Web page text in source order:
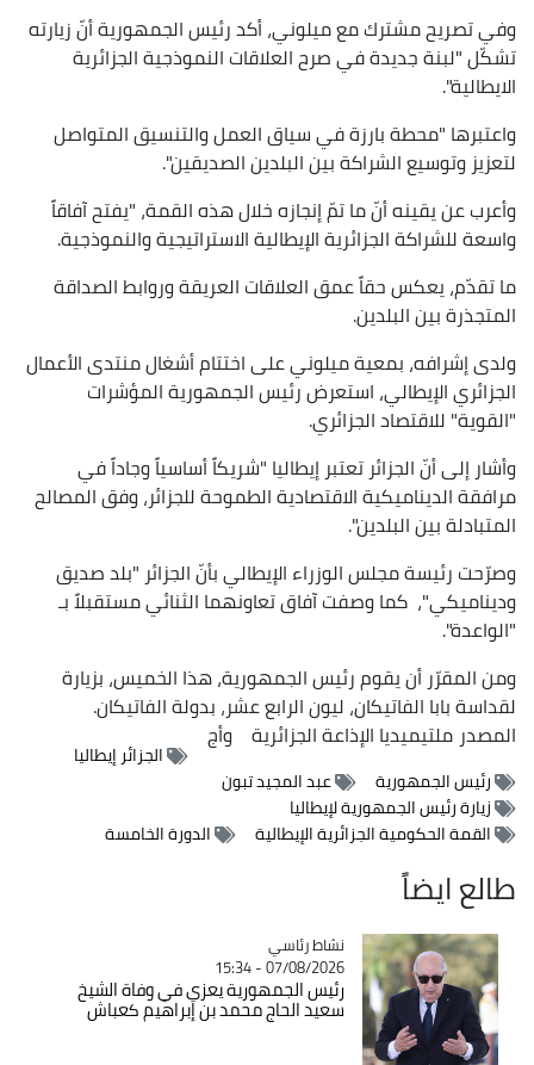
وفي تصريح مشترك مع ميلوني، أكد رئيس الجمهورية أنّ زيارته
تشكّل "لبنة جديدة في صرح العلاقات النموذجية الجزائرية
الايطالية".
واعتبرها "محطة بارزة في سياق العمل والتنسيق المتواصل
لتعزيز وتوسيع الشراكة بين البلدين الصديقين".
وأعرب عن يقينه أنّ ما تمّ إنجازه خلال هذه القمة، "يفتح آفاقاً
واسعة للشراكة الجزائرية الإيطالية الاستراتيجية والنموذجية.
ما تقدّم، يعكس حقاً عمق العلاقات العريقة وروابط الصداقة
المتجذرة بين البلدين.
ولدى إشرافه، بمعية ميلوني على اختتام أشغال منتدى الأعمال
الجزائري الإيطالي، استعرض رئيس الجمهورية المؤشرات
"القوية" للاقتصاد الجزائري.
وأشار إلى أنّ الجزائر تعتبر إيطاليا "شريكاً أساسياً وجاداً في
مرافقة الديناميكية الاقتصادية الطموحة للجزائر، وفق المصالح
المتبادلة بين البلدين".
وصرّحت رئيسة مجلس الوزراء الإيطالي بأنّ الجزائر "بلد صديق
وديناميكي"، كما وصفت آفاق تعاونهما الثنائي مستقبلاً بـ
"الواعدة".
ومن المقرّر أن يقوم رئيس الجمهورية، هذا الخميس، بزيارة
لقداسة بابا الفاتيكان، ليون الرابع عشر، بدولة الفاتيكان.
المصدرملتيميديا الإذاعة الجزائرية وأج
الجزائر إيطاليا
رئيس الجمهورية
عبد المجيد تبون
زيارة رئيس الجمهورية لإيطاليا
القمة الحكومية الجزائرية الإيطالية
الدورة الخامسة
طالع ايضاً
Catégorie
نشاط رئاسي
07/08/2026 - 15:34
رئيس الجمهورية يعزي في وفاة الشيخ
سعيد الحاج محمد بن إبراهيم كعباش